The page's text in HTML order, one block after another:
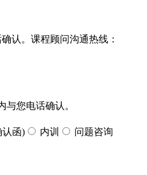
认。​课程顾问沟通热线：
与您电话确认。​
认函)
内训
问题咨询